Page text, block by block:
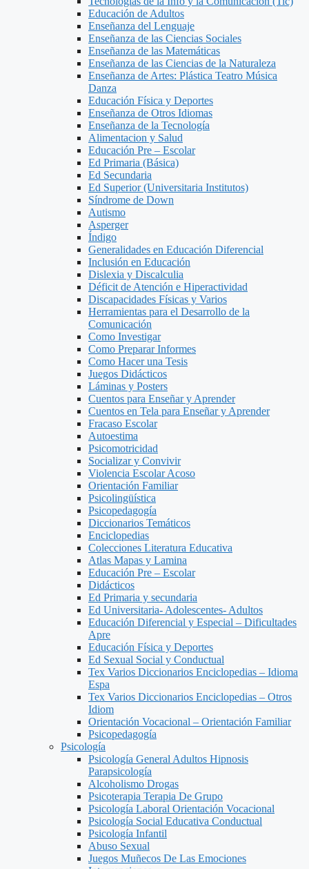
Educación de Adultos
Enseñanza del Lenguaje
Enseñanza de las Ciencias Sociales
Enseñanza de las Matemáticas
Enseñanza de las Ciencias de la Naturaleza
Enseñanza de Artes: Plástica Teatro Música
Danza
Educación Física y Deportes
Enseñanza de Otros Idiomas
Enseñanza de la Tecnología
Alimentacion y Salud
Educación Pre – Escolar
Ed Primaria (Básica)
Ed Secundaria
Ed Superior (Universitaria Institutos)
Síndrome de Down
Autismo
Asperger
Índigo
Generalidades en Educación Diferencial
Inclusión en Educación
Dislexia y Discalculia
Déficit de Atención e Hiperactividad
Discapacidades Físicas y Varios
Herramientas para el Desarrollo de la
Comunicación
Como Investigar
Como Preparar Informes
Como Hacer una Tesis
Juegos Didácticos
Láminas y Posters
Cuentos para Enseñar y Aprender
Cuentos en Tela para Enseñar y Aprender
Fracaso Escolar
Autoestima
Psicomotricidad
Socializar y Convivir
Violencia Escolar Acoso
Orientación Familiar
Psicolingüística
Psicopedagogía
Diccionarios Temáticos
Enciclopedias
Colecciones Literatura Educativa
Atlas Mapas y Lamina
Educación Pre – Escolar
Didácticos
Ed Primaria y secundaria
Ed Universitaria- Adolescentes- Adultos
Educación Diferencial y Especial – Dificultades
Apre
Educación Física y Deportes
Ed Sexual Social y Conductual
Tex Varios Diccionarios Enciclopedias – Idioma
Espa
Tex Varios Diccionarios Enciclopedias – Otros
Idiom
Orientación Vocacional – Orientación Familiar
Psicopedagogía
Psicología
Psicología General Adultos Hipnosis
Parapsicología
Alcoholismo Drogas
Psicoterapia Terapia De Grupo
Psicología Laboral Orientación Vocacional
Psicología Social Educativa Conductual
Psicología Infantil
Abuso Sexual
Juegos Muñecos De Las Emociones